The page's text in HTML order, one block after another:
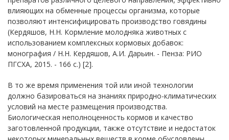
влияющих на обменные процессы организма, которые
позволяют интенсифицировать производство говядины
(Кердяшов, Н.Н. Кормление молодняка животных с
использованием комплексных кормовых добавок:
монография / Н.Н. Кердяшов, А.И. Дарьин. - Пенза: РИО
ПГСХА, 2015. - 166 с.) [2].
В то же время применения той или иной технологии
должно базироваться на знаниях природно-климатических
условий на месте размещения производства.
Биологическая неполноценность кормов и качество
заготовленной продукции, также отсутствие и недостаток